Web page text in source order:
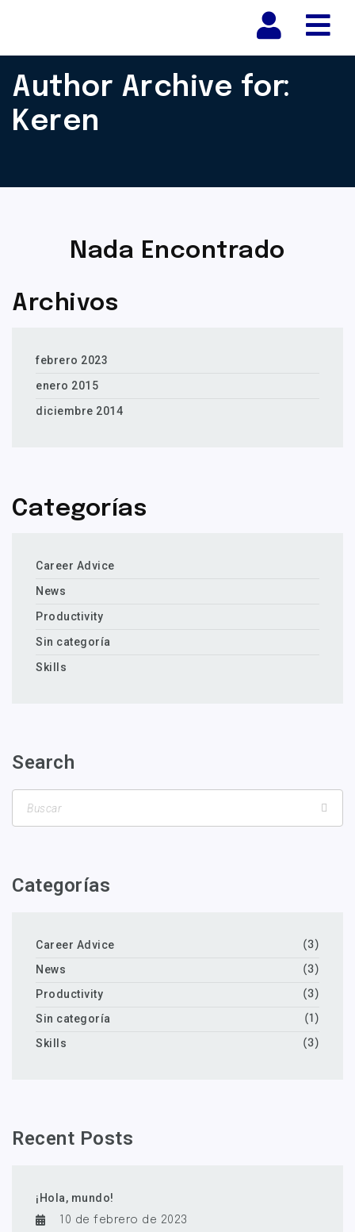
Author Archive for:
Keren
Nada Encontrado
Archivos
febrero 2023
enero 2015
diciembre 2014
Categorías
Career Advice
News
Productivity
Sin categoría
Skills
Search
Categorías
Career Advice (3)
News (3)
Productivity (3)
Sin categoría (1)
Skills (3)
Recent Posts
¡Hola, mundo!
10 de febrero de 2023